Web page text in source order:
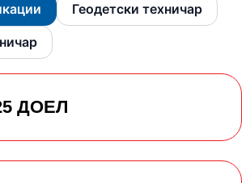
Геодетски техничар
ДОЕЛ